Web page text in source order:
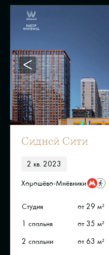
Сидней Сити
2 кв. 2023
Хорошёво-Мнёвники
Студия от 29 м²
1 спальня
от 35 м²
2 спальни
от 63 м²